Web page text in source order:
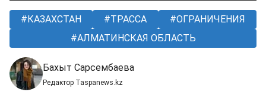
КАЗАХСТАН ТРАССА
ОГРАНИЧЕНИЯ
АЛМАТИНСКАЯ ОБЛАСТЬ
Бахыт Сарсембаева
Редактор Taspanews.kz